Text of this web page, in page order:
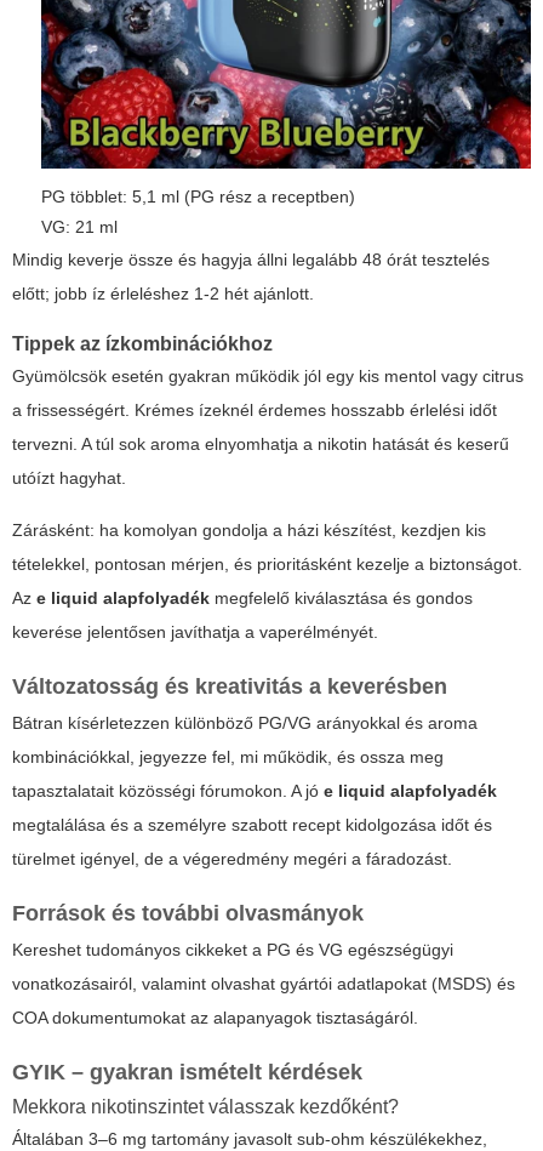
PG többlet: 5,1 ml (PG rész a receptben)
VG: 21 ml
Mindig keverje össze és hagyja állni legalább 48 órát tesztelés
előtt; jobb íz érleléshez 1-2 hét ajánlott.
Tippek az ízkombinációkhoz
Gyümölcsök esetén gyakran működik jól egy kis mentol vagy citrus
a frissességért. Krémes ízeknél érdemes hosszabb érlelési időt
tervezni. A túl sok aroma elnyomhatja a nikotin hatását és keserű
utóízt hagyhat.
Zárásként: ha komolyan gondolja a házi készítést, kezdjen kis
tételekkel, pontosan mérjen, és prioritásként kezelje a biztonságot.
Az e liquid alapfolyadék megfelelő kiválasztása és gondos
keverése jelentősen javíthatja a vaperélményét.
Változatosság és kreativitás a keverésben
Bátran kísérletezzen különböző PG/VG arányokkal és aroma
kombinációkkal, jegyezze fel, mi működik, és ossza meg
tapasztalatait közösségi fórumokon. A jó e liquid alapfolyadék
megtalálása és a személyre szabott recept kidolgozása időt és
türelmet igényel, de a végeredmény megéri a fáradozást.
Források és további olvasmányok
Kereshet tudományos cikkeket a PG és VG egészségügyi
vonatkozásairól, valamint olvashat gyártói adatlapokat (MSDS) és
COA dokumentumokat az alapanyagok tisztaságáról.
GYIK – gyakran ismételt kérdések
Mekkora nikotinszintet válasszak kezdőként?
Általában 3–6 mg tartomány javasolt sub-ohm készülékekhez,